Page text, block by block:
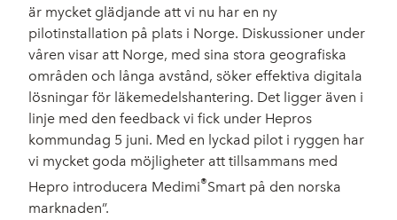
är mycket glädjande att vi nu har en ny
pilotinstallation på plats i Norge. Diskussioner under
våren visar att Norge, med sina stora geografiska
områden och långa avstånd, söker effektiva digitala
lösningar för läkemedelshantering. Det ligger även i
linje med den feedback vi fick under Hepros
kommundag 5 juni. Med en lyckad pilot i ryggen har
vi mycket goda möjligheter att tillsammans med
Hepro introducera Medimi®Smart på den norska
marknaden”.